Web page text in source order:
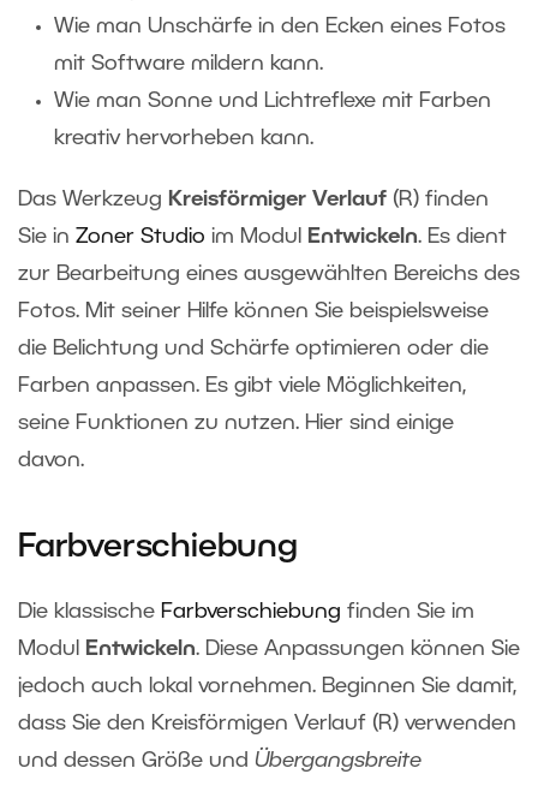
Wie man Unschärfe in den Ecken eines Fotos
mit Software mildern kann.
Wie man Sonne und Lichtreflexe mit Farben
kreativ hervorheben kann.
Das Werkzeug Kreisförmiger Verlauf (R) finden
Sie in Zoner Studio im Modul Entwickeln. Es dient
zur Bearbeitung eines ausgewählten Bereichs des
Fotos. Mit seiner Hilfe können Sie beispielsweise
die Belichtung und Schärfe optimieren oder die
Farben anpassen. Es gibt viele Möglichkeiten,
seine Funktionen zu nutzen. Hier sind einige
davon.
Farbverschiebung
Die klassische Farbverschiebung finden Sie im
Modul
Entwickeln. Diese Anpassungen können Sie
jedoch auch lokal vornehmen. Beginnen Sie damit,
dass Sie den Kreisförmigen Verlauf (R) verwenden
und dessen Größe und Übergangsbreite